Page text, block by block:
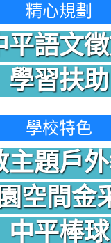
精心規劃
平語文
學習扶助
學校特色
主題戶
空間金
中平棒球